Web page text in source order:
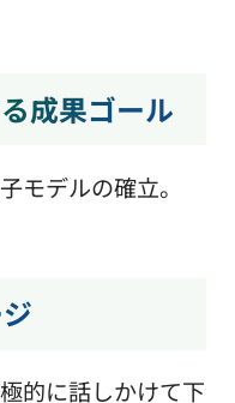
成果ゴール
モデルの確立。
的に話しかけて下